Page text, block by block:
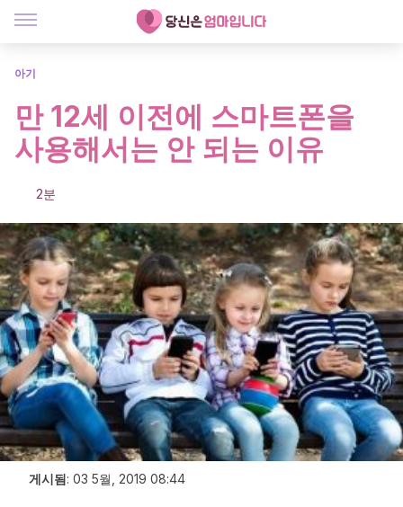
아기
만 12세 이전에 스마트폰을
사용해서는 안 되는 이유
2분
게시됨: 03 5월, 2019 08:44